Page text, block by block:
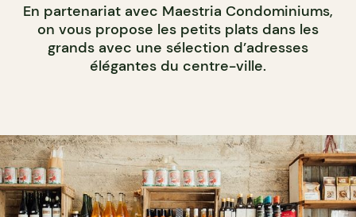
En partenariat avec Maestria Condominiums,
on vous propose les petits plats dans les
grands avec une sélection d’adresses
élégantes du centre-ville.